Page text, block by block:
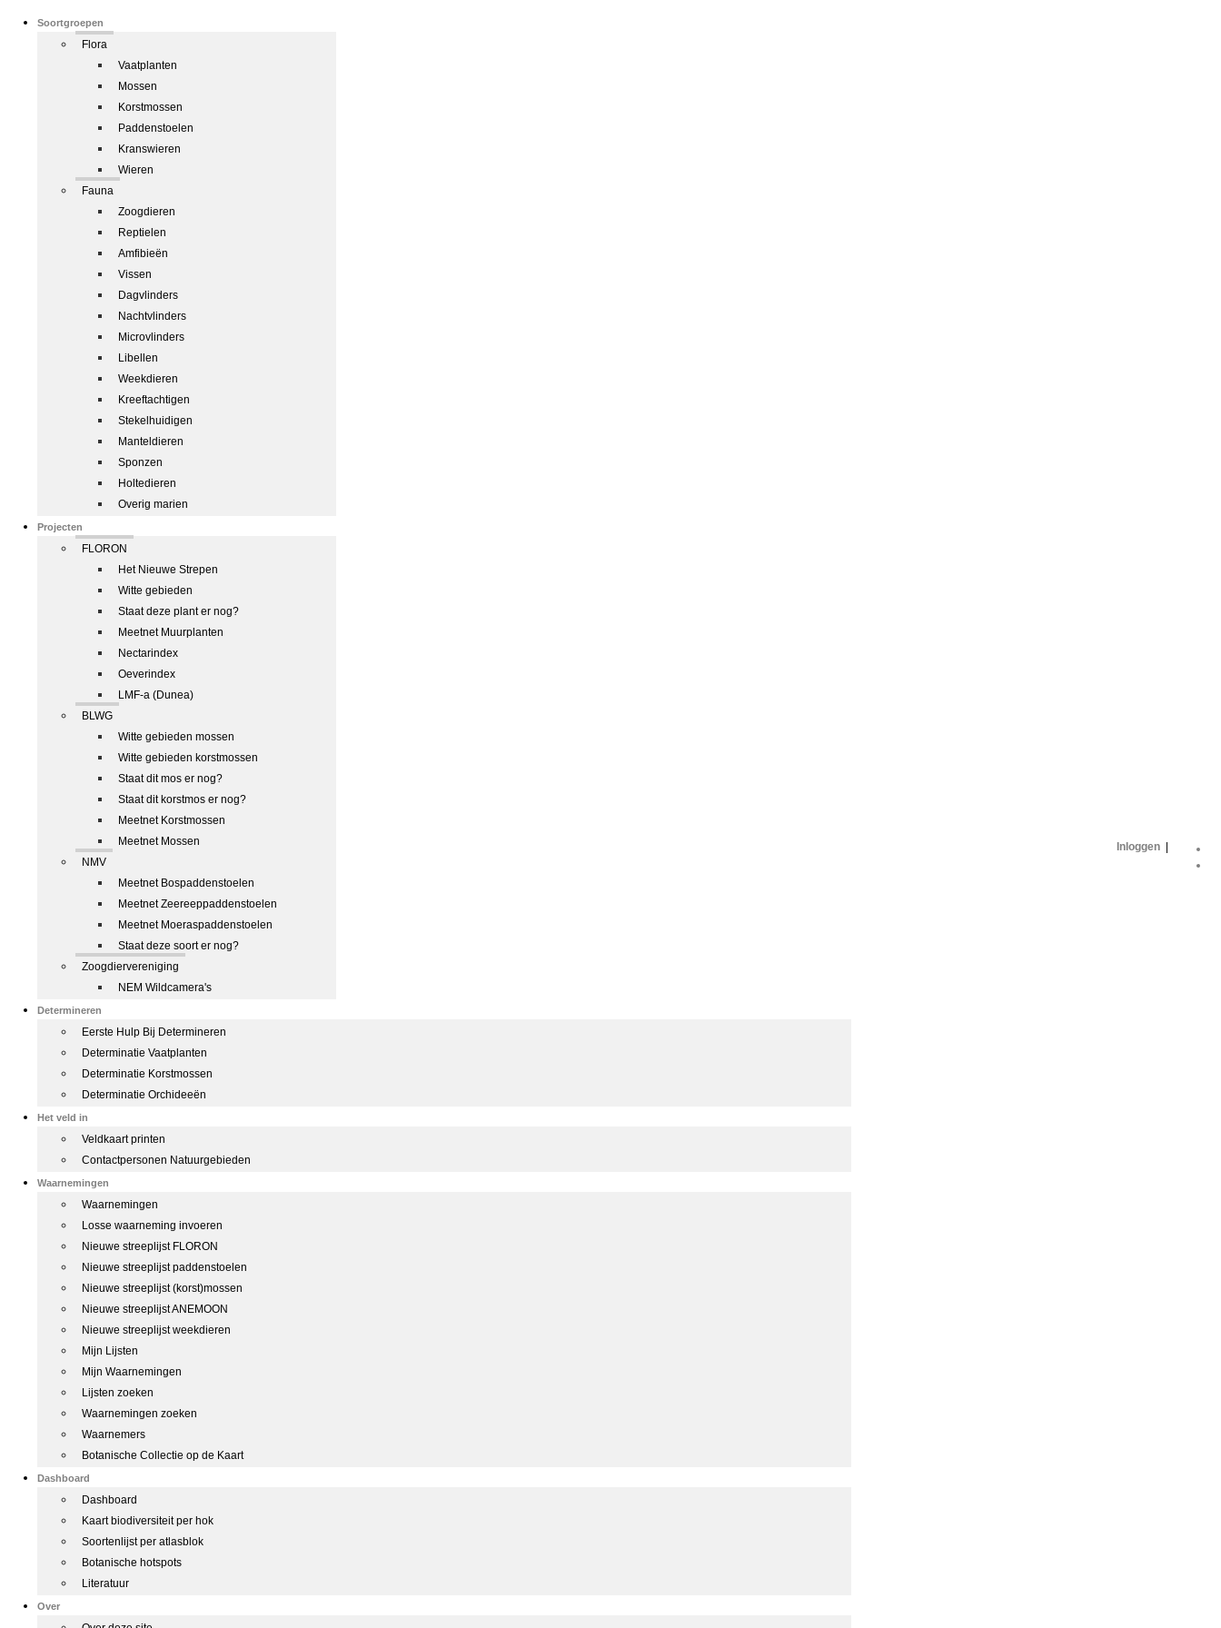
Soortgroepen
Flora
Vaatplanten
Mossen
Korstmossen
Paddenstoelen
Kranswieren
Wieren
Fauna
Zoogdieren
Reptielen
Amfibieën
Vissen
Dagvlinders
Nachtvlinders
Microvlinders
Libellen
Weekdieren
Kreeftachtigen
Stekelhuidigen
Manteldieren
Sponzen
Holtedieren
Overig marien
Projecten
FLORON
Het Nieuwe Strepen
Witte gebieden
Staat deze plant er nog?
Meetnet Muurplanten
Nectarindex
Oeverindex
LMF-a (Dunea)
BLWG
Witte gebieden mossen
Witte gebieden korstmossen
Staat dit mos er nog?
Staat dit korstmos er nog?
Meetnet Korstmossen
Meetnet Mossen
NMV
Meetnet Bospaddenstoelen
Meetnet Zeereeppaddenstoelen
Meetnet Moeraspaddenstoelen
Staat deze soort er nog?
Zoogdiervereniging
NEM Wildcamera's
Determineren
Eerste Hulp Bij Determineren
Determinatie Vaatplanten
Determinatie Korstmossen
Determinatie Orchideeën
Het veld in
Veldkaart printen
Contactpersonen Natuurgebieden
Waarnemingen
Waarnemingen
Losse waarneming invoeren
Nieuwe streeplijst FLORON
Nieuwe streeplijst paddenstoelen
Nieuwe streeplijst (korst)mossen
Nieuwe streeplijst ANEMOON
Nieuwe streeplijst weekdieren
Mijn Lijsten
Mijn Waarnemingen
Lijsten zoeken
Waarnemingen zoeken
Waarnemers
Botanische Collectie op de Kaart
Dashboard
Dashboard
Kaart biodiversiteit per hok
Soortenlijst per atlasblok
Botanische hotspots
Literatuur
Over
Inloggen